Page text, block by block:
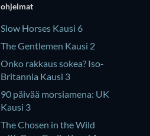
ohjelmat
Slow Horses Kausi 6
The Gentlemen Kausi 2
Onko rakkaus sokea? Iso-
Britannia Kausi 3
90 päivää morsiamena: UK
Kausi 3
The Chosen in the Wild